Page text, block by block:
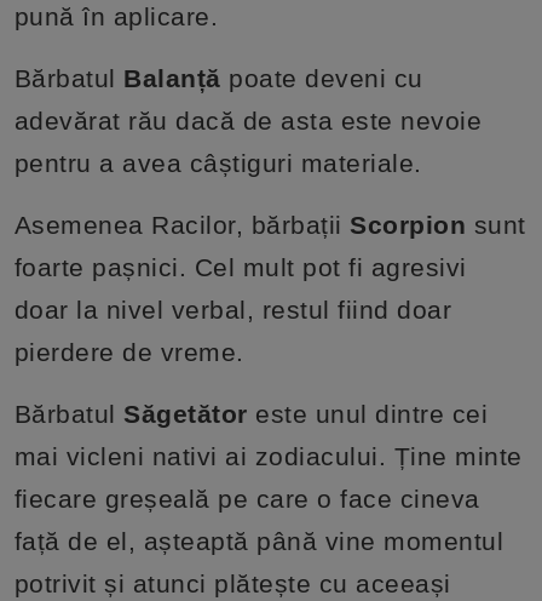
pună în aplicare.
Bărbatul Balanță poate deveni cu
adevărat rău dacă de asta este nevoie
pentru a avea câștiguri materiale.
Asemenea Racilor, bărbații Scorpion sunt
foarte pașnici. Cel mult pot fi agresivi
doar la nivel verbal, restul fiind doar
pierdere de vreme.
Bărbatul Săgetător este unul dintre cei
mai vicleni nativi ai zodiacului. Ține minte
fiecare greșeală pe care o face cineva
față de el, așteaptă până vine momentul
potrivit și atunci plătește cu aceeași